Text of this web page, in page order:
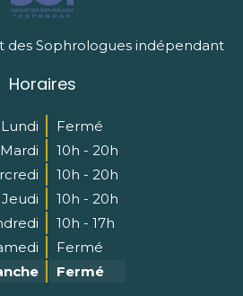
des Sophrologues indépendant
Horaires
Lundi
Fermé
Mardi
10h - 20h
10h - 20h
Jeudi
10h - 20h
10h - 17h
Fermé
Fermé